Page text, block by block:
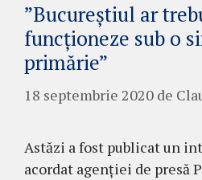
”Bucureștiul ar
funcționeze sub o
primărie”
18 septembrie 2020 de
Astăzi a fost publicat un
acordat agenției de presă